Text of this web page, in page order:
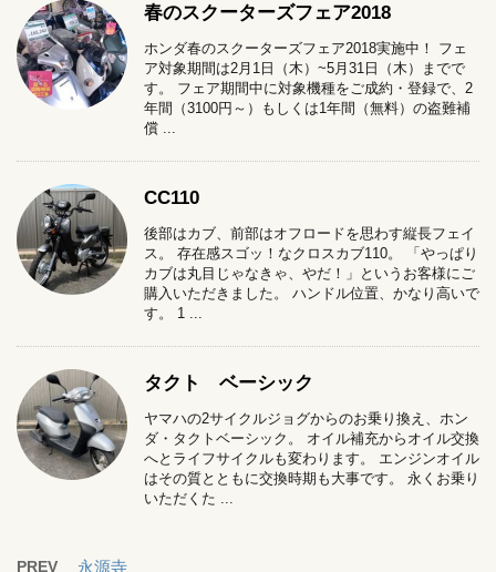
春のスクーターズフェア2018
ホンダ春のスクーターズフェア2018実施中！ フェ
ア対象期間は2月1日（木）~5月31日（木）までで
す。 フェア期間中に対象機種をご成約・登録で、2
年間（3100円～）もしくは1年間（無料）の盗難補
償 ...
CC110
後部はカブ、前部はオフロードを思わす縦長フェイ
ス。 存在感スゴッ！なクロスカブ110。 「やっぱり
カブは丸目じゃなきゃ、やだ！」というお客様にご
購入いただきました。 ハンドル位置、かなり高いで
す。 1 ...
タクト ベーシック
ヤマハの2サイクルジョグからのお乗り換え、ホン
ダ・タクトベーシック。 オイル補充からオイル交換
へとライフサイクルも変わります。 エンジンオイル
はその質とともに交換時期も大事です。 永くお乗り
いただくた ...
PREV 永源寺